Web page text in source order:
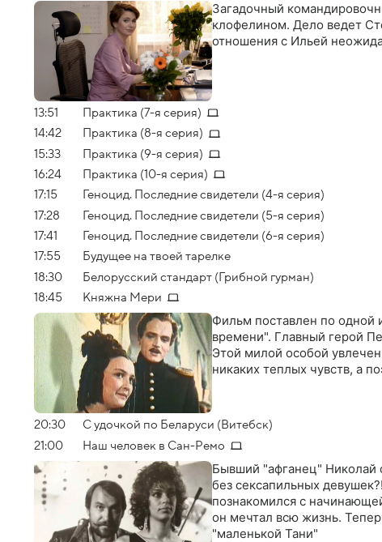
Загадочный
клофелином. Дело ведет
отношения с Ильей
13:51
Практика (7-я серия)
14:42
Практика (8-я серия)
15:33
Практика (9-я серия)
16:24
Практика (10-я серия)
17:15
Геноцид. Последние свидетели (4-я серия)
17:28
Геноцид. Последние свидетели (5-я серия)
17:41
Геноцид. Последние свидетели (6-я серия)
17:55
Будущее на твоей тарелке
18:30
Белорусский стандарт (Грибной гурман)
18:45
Княжна Мери
Фильм поставлен по одной
времени". Главный герой
Этой милой особой
никаких теплых чувств, а
20:30
С удочкой по Беларуси (Витебск)
21:00
Наш человек в Сан-Ремо
Бывший "афганец" Николай
без сексапильных
познакомился с
он мечтал всю жизнь.
"маленькой Тани"